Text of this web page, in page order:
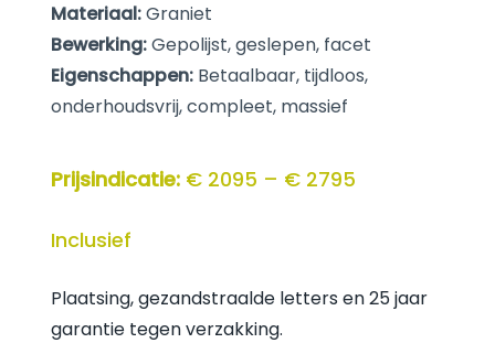
Materiaal:Graniet
Bewerking:Gepolijst, geslepen, facet
Eigenschappen: Betaalbaar, tijdloos,
onderhoudsvrij, compleet, massief
Prijsindicatie: € 2095 – € 2795
Inclusief
Plaatsing, gezandstraalde letters en 25 jaar
garantie tegen verzakking.